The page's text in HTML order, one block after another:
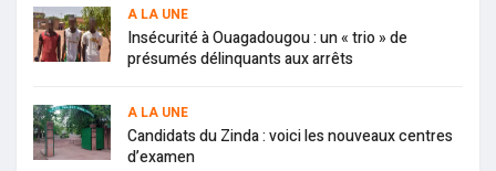
A LA UNE
Insécurité à Ouagadougou : un « trio » de
présumés délinquants aux arrêts
A LA UNE
Candidats du Zinda : voici les nouveaux centres
d’examen